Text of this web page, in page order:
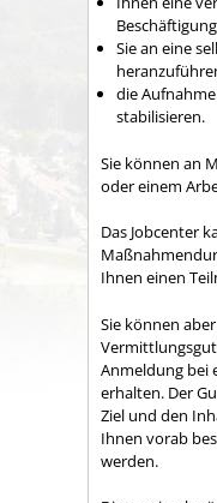
Sie an eine
die
stabilisieren.
Sie können an
oder einem
Das Jobcenter
Ihnen einen
Sie können
Anmeldung bei
erhalten. Der
Ziel und den
Ihnen vorab
werden.